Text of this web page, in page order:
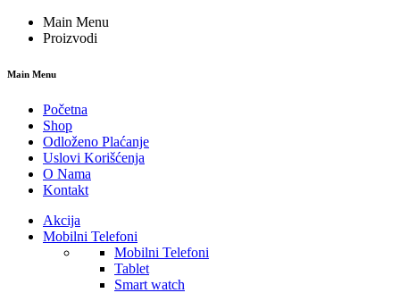
Main Menu
Proizvodi
Main Menu
Početna
Shop
Odloženo Plaćanje
Uslovi Korišćenja
O Nama
Kontakt
Akcija
Mobilni Telefoni
Mobilni Telefoni
Tablet
Smart watch